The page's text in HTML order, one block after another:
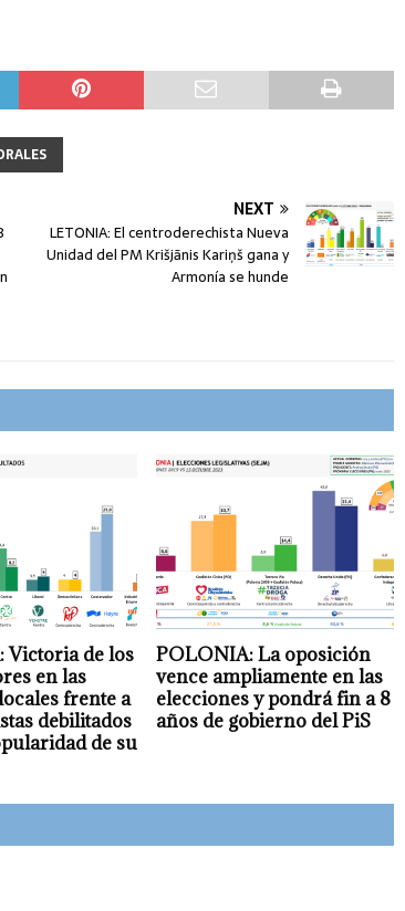
NEXT
LETONIA: El centroderechista Nueva
Unidad del PM Krišjānis Kariņš gana y
Armonía se hunde
Victoria de los
en las
frente a
debilitados
de su
POLONIA: La oposición
vence ampliamente en las
elecciones y pondrá fin a 8
años de gobierno del PiS